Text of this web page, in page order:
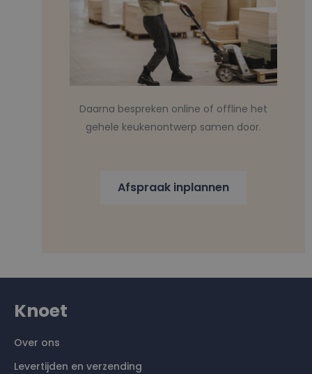
Daarna bespreken online of offline het
gehele keukenontwerp samen door.
Afspraak inplannen
Knoet
Over ons
Levertijden en verzending